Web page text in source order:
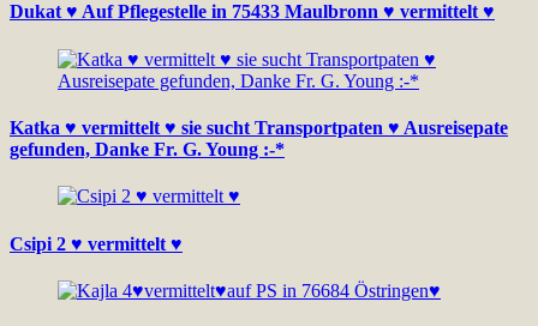
Dukat ♥ Auf Pflegestelle in 75433 Maulbronn ♥ vermittelt ♥
Katka ♥ vermittelt ♥ sie sucht Transportpaten ♥ Ausreisepate
gefunden, Danke Fr. G. Young :-*
Csipi 2 ♥ vermittelt ♥